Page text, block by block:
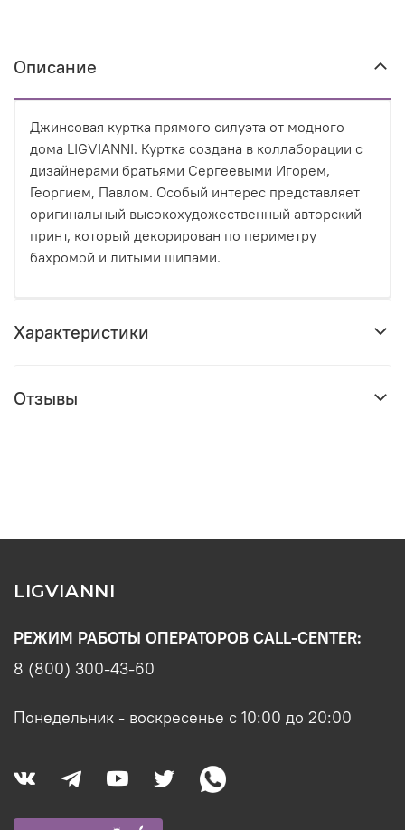
Описание
Джинсовая куртка прямого силуэта от модного
дома LIGVIANNI. Куртка создана в коллаборации с
дизайнерами братьями Сергеевыми Игорем,
Георгием, Павлом. Особый интерес представляет
оригинальный высокохудожественный авторский
принт, который декорирован по периметру
бахромой и литыми шипами.
Характеристики
Отзывы
LIGVIANNI
РЕЖИМ РАБОТЫ ОПЕРАТОРОВ CALL-CENTER:
8 (800) 300-43-60
Понедельник - воскресенье с 10:00 до 20:00